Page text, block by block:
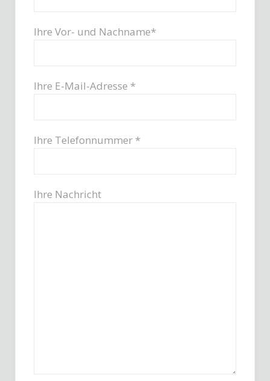
Ihre Vor- und Nachname*
Ihre E-Mail-Adresse *
Ihre Telefonnummer *
Ihre Nachricht